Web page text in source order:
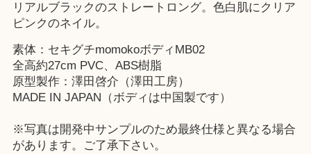
リアルブラックのストレートロング。色白肌にクリア
ピンクのネイル。
素体：セキグチmomokoボディMB02
全高約27cm PVC、ABS樹脂
原型製作：澤田啓介（澤田工房）
MADE IN JAPAN（ボディは中国製です）
※写真は開発中サンプルのため最終仕様と異なる場合
があります。ご了承下さい。